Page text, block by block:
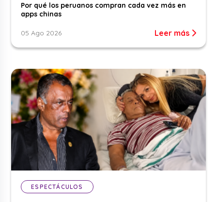
Por qué los peruanos compran cada vez más en
apps chinas
05 Ago 2026 Leer más
ESPECTÁCULOS